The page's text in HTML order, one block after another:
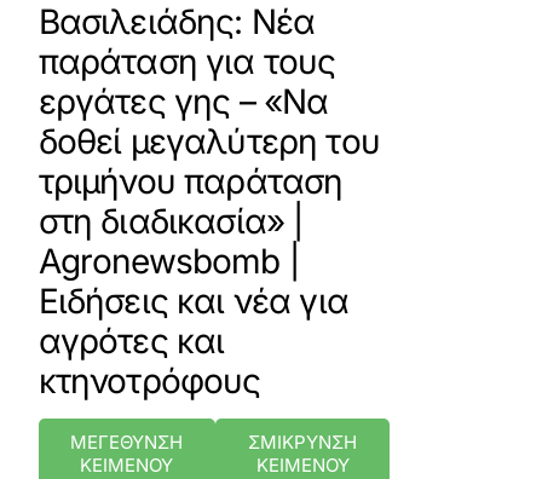
Βασιλειάδης: Νέα
παράταση για τους
εργάτες γης – «Να
δοθεί μεγαλύτερη του
τριμήνου παράταση
στη διαδικασία» |
Agronewsbomb |
Ειδήσεις και νέα για
αγρότες και
κτηνοτρόφους
ΜΕΓΕΘΥΝΣΗ
ΚΕΙΜΕΝΟΥ
ΣΜΙΚΡΥΝΣΗ
ΚΕΙΜΕΝΟΥ